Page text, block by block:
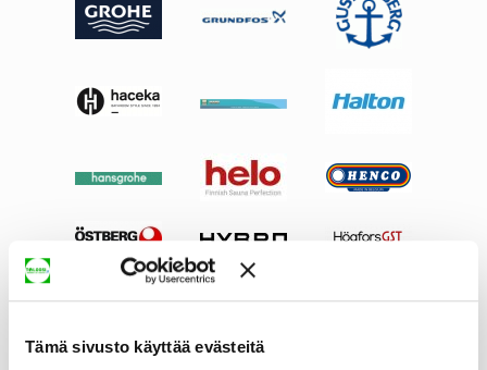
Tämä sivusto käyttää evästeitä